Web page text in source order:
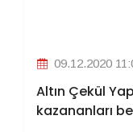
09.12.2020
Altın Çekül
kazananları